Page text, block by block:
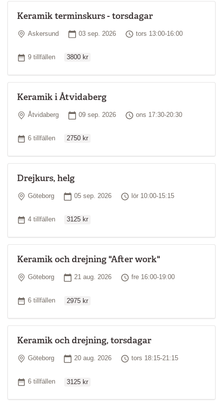
Keramik terminskurs - torsdagar
Plats
Askersund Startdatum
03 sep. 2026 Tid
tors 13:00-16:00
Antal tillfällen
9 tillfällen 3800 kr
Keramik i Åtvidaberg
Plats
Åtvidaberg Startdatum
09 sep. 2026 Tid
ons 17:30-20:30
Antal tillfällen
6 tillfällen 2750 kr
Drejkurs, helg
Plats
Göteborg Startdatum
05 sep. 2026 Tid
lör 10:00-15:15
Antal tillfällen
4 tillfällen 3125 kr
Keramik och drejning "After work"
Plats
Göteborg Startdatum
21 aug. 2026 Tid
fre 16:00-19:00
Antal tillfällen
6 tillfällen 2975 kr
Keramik och drejning, torsdagar
Plats
Göteborg Startdatum
20 aug. 2026 Tid
tors 18:15-21:15
Antal tillfällen
6 tillfällen 3125 kr